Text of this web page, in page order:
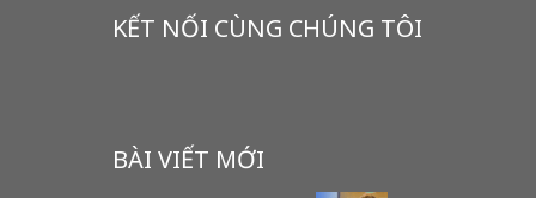
KẾT NỐI CÙNG CHÚNG TÔI
BÀI VIẾT MỚI